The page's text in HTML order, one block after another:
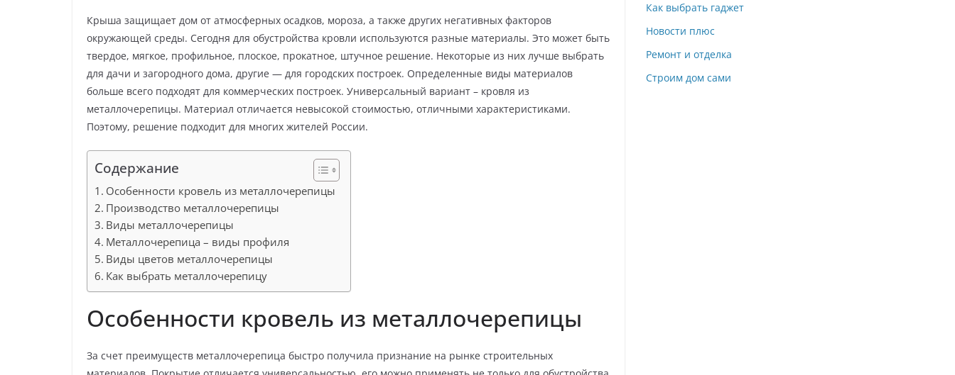
Крыша защищает дом от атмосферных осадков, мороза, а также других негативных факторов
окружающей среды. Сегодня для обустройства кровли используются разные материалы. Это может быть
твердое, мягкое, профильное, плоское, прокатное, штучное решение. Некоторые из них лучше выбрать
для дачи и загородного дома, другие — для городских построек. Определенные виды материалов
больше всего подходят для коммерческих построек. Универсальный вариант – кровля из
металлочерепицы. Материал отличается невысокой стоимостью, отличными характеристиками.
Поэтому, решение подходит для многих жителей России.
Содержание
Особенности кровель из металлочерепицы
Производство металлочерепицы
Виды металлочерепицы
Металлочерепица – виды профиля
Виды цветов металлочерепицы
Как выбрать металлочерепицу
Особенности кровель из металлочерепицы
За счет преимуществ металлочерепица быстро получила признание на рынке строительных
Как выбрать гаджет
Новости плюс
Ремонт и отделка
Строим дом сами